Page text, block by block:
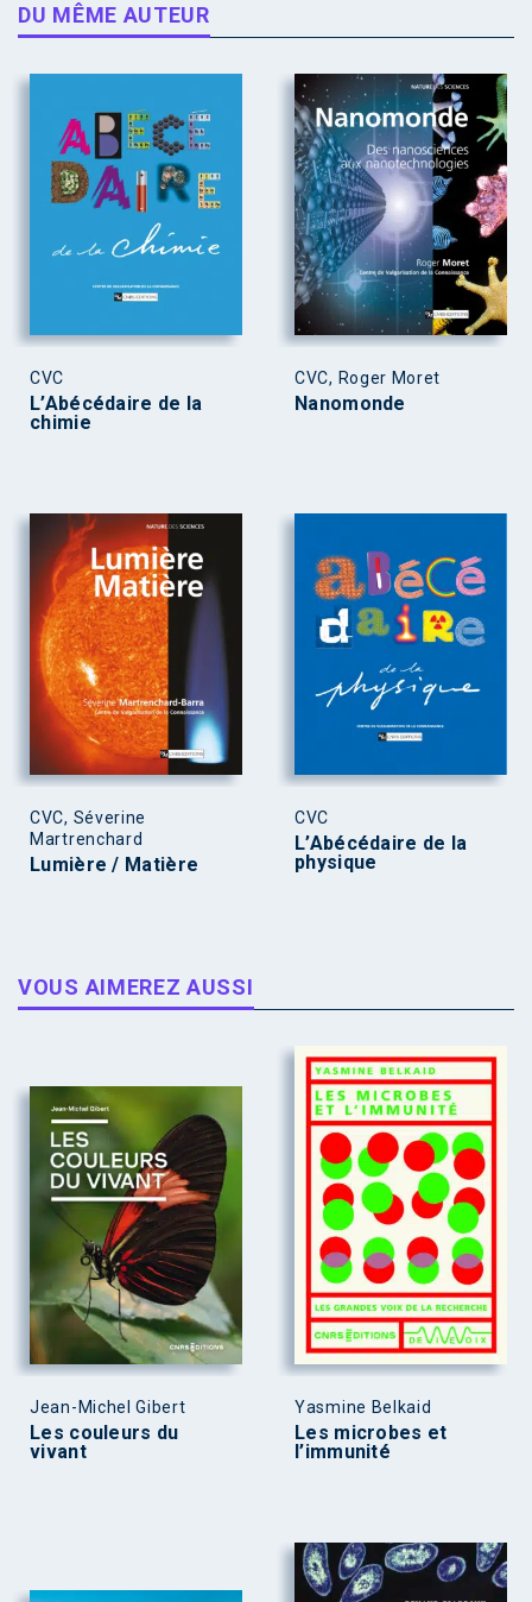
DU MÊME AUTEUR
CVC
L’Abécédaire de la
chimie
CVC, Roger Moret
Nanomonde
CVC, Séverine
Martrenchard
Lumière / Matière
CVC
L’Abécédaire de la
physique
VOUS AIMEREZ AUSSI
Jean-Michel Gibert
Les couleurs du
vivant
Yasmine Belkaid
Les microbes et
l’immunité